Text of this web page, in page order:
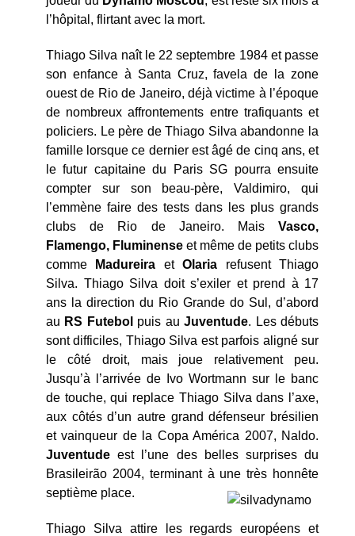
l’hôpital, flirtant avec la mort.
Thiago Silva naît le 22 septembre 1984 et passe
son enfance à Santa Cruz, favela de la zone
ouest de Rio de Janeiro, déjà victime à l’époque
de nombreux affrontements entre trafiquants et
policiers. Le père de Thiago Silva abandonne la
famille lorsque ce dernier est âgé de cinq ans, et
le futur capitaine du Paris SG pourra ensuite
compter sur son beau-père, Valdimiro, qui
l’emmène faire des tests dans les plus grands
clubs de Rio de Janeiro. Mais Vasco,
Flamengo, Fluminense et même de petits clubs
comme
Madureira etOlaria refusent Thiago
Silva. Thiago Silva doit s’exiler et prend à 17
ans la direction du Rio Grande do Sul, d’abord
au RS Futebol puis auJuventude. Les débuts
sont difficiles, Thiago Silva est parfois aligné sur
le côté droit, mais joue relativement peu.
Jusqu’à l’arrivée de Ivo Wortmann sur le banc
de touche, qui replace Thiago Silva dans l’axe,
aux côtés d’un autre grand défenseur brésilien
et vainqueur de la Copa América 2007, Naldo.
Juventude est l’une des belles surprises du
Brasileirão 2004, terminant à une très honnête
septième place.
Thiago Silva attire les regards européens et